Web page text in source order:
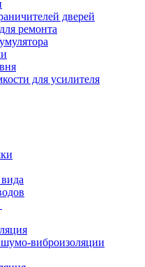
дверей
ремонта
для усилителя
виброизоляции